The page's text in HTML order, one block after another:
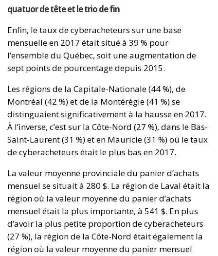
quatuor de tête et le trio de fin
Enfin, le taux de cyberacheteurs sur une base
mensuelle en 2017 était situé à 39 % pour
l’ensemble du Québec, soit une augmentation de
sept points de pourcentage depuis 2015.
Les régions de la Capitale-Nationale (44 %), de
Montréal (42 %) et de la Montérégie (41 %) se
distinguaient significativement à la hausse en 2017.
À l’inverse, c’est sur la Côte-Nord (27 %), dans le Bas-
Saint-Laurent (31 %) et en Mauricie (31 %) où le taux
de cyberacheteurs était le plus bas en 2017.
La valeur moyenne provinciale du panier d’achats
mensuel se situait à 280 $. La région de Laval était la
région où la valeur moyenne du panier d’achats
mensuel était la plus importante, à 541 $. En plus
d’avoir la plus petite proportion de cyberacheteurs
(27 %), la région de la Côte-Nord était également la
région où la valeur moyenne du panier mensuel